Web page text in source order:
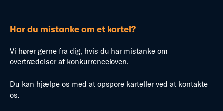
Har du mistanke om et kartel?
Vi hører gerne fra dig, hvis du har mistanke om
overtrædelser af konkurrenceloven.
Du kan hjælpe os med at opspore karteller ved at kontakte
os.